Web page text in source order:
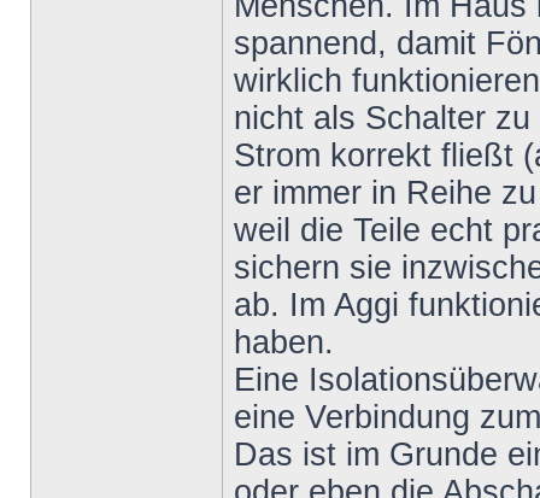
spannend, damit
wirklich
nicht als Schalter
Strom korrekt fließt
er immer in Reihe
weil die Teile echt
sichern sie
ab. Im Aggi
haben.
Eine
eine Verbindung
Das ist im Grunde